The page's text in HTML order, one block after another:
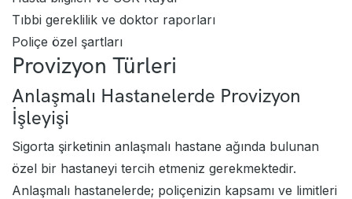
Tıbbi gereklilik ve doktor raporları
Poliçe özel şartları
Provizyon Türleri
Anlaşmalı Hastanelerde Provizyon
İşleyişi
Sigorta şirketinin anlaşmalı hastane ağında bulunan
özel bir hastaneyi tercih etmeniz gerekmektedir.
Anlaşmalı hastanelerde; poliçenizin kapsamı ve limitleri